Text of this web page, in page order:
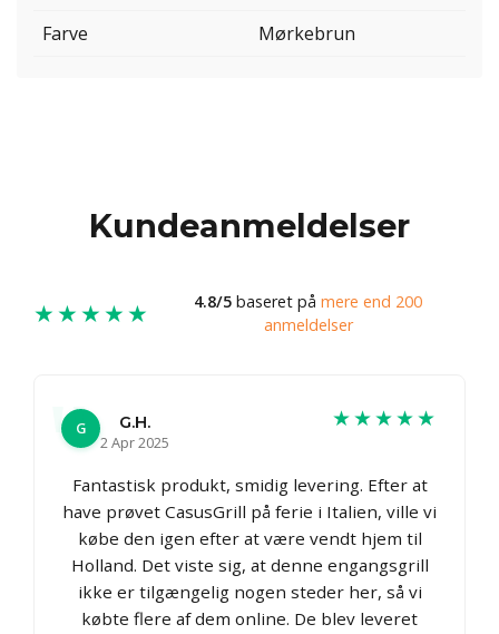
Farve
Mørkebrun
Kundeanmeldelser
★★★★★ 4.8/5 baseret på mere end 200
anmeldelser
G
G.H.
2 Apr 2025
★★★★★
Fantastisk produkt, smidig levering. Efter at
have prøvet CasusGrill på ferie i Italien, ville vi
købe den igen efter at være vendt hjem til
Holland. Det viste sig, at denne engangsgrill
ikke er tilgængelig nogen steder her, så vi
købte flere af dem online. De blev leveret